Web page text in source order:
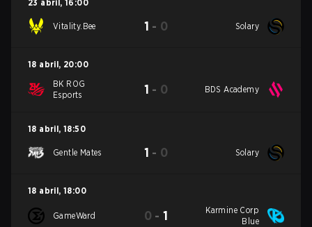
23 abril , 16:00
Vitality.Bee 1 - 0 Solary
18 abril, 20:00
BK ROG
Esports
1 - 0 BDS Academy
18 abril, 18:50
Gentle Mates 1 - 0 Solary
18 abril, 18:00
GameWard 0 -1
Karmine Corp
Blue